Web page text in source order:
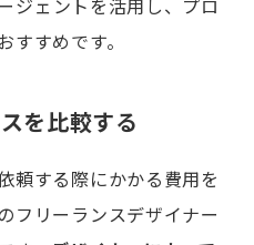
ジェントを活用し、プロ
すすめです。
を比較する
頼する際にかかる費用を
フリーランスデザイナー